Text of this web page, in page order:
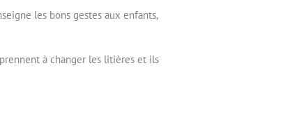
les bons gestes aux enfants,
à changer les litières et ils